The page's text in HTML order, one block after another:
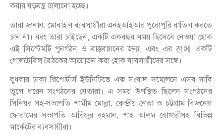
করার ষড়যন্ত্র চালানো হচ্ছে।
তারা জানান, মোবাইল ব্যবসায়ীরা এনইআইআর পুরোপুরি বাতিল করতে
চান না। বরং তারা চাইছেন, একটি একবছর সময় হিসেবে নেওয়া হোক
এই সিস্টেমটি পুনর্গঠন ও বাস্তবায়নের জন্য, এবং এর 전에 একটি
গোলটেবিল বৈঠকের আয়োজন করা হোক ব্যবসায়ীদের সঙ্গে।
বুধবার ঢাকা রিপোর্টার্স ইউনিটিতে এক সংবাদ সম্মেলনে এসব দাবি
তুলে ধরেন সংগঠনের নেতারা। এ সময় উপস্থিত ছিলেন সংগঠনের
সিনিয়র সহ-সভাপতি শামীম মোল্লা, কেন্দ্রীয় নেতা ও চট্টগ্রাম বিজনেস
ফোরামের সভাপতি আরিফুর রহমান, শাহ আলম বোখারীসহ বিভিন্ন
মার্কেটের ব্যবসায়ীরা।